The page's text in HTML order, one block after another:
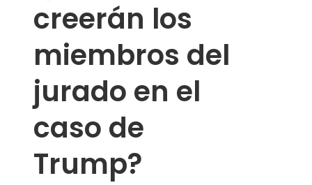
creerán los
miembros del
jurado en el
caso de
Trump?